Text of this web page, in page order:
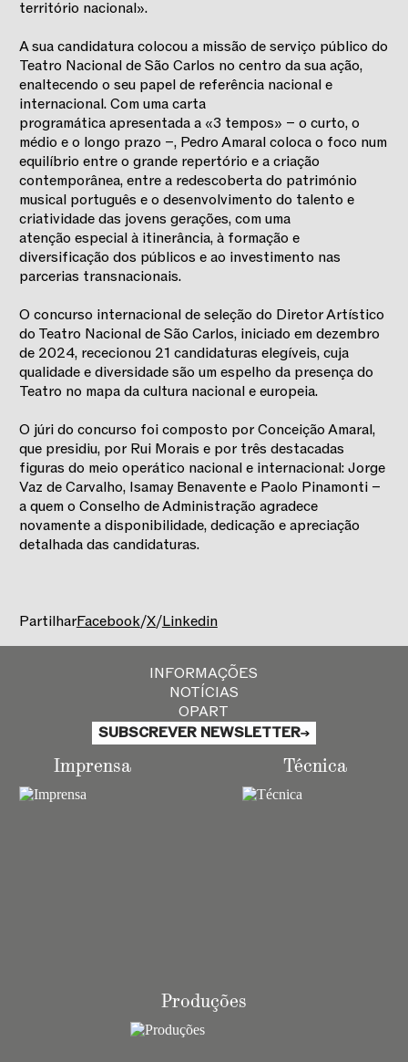
território nacional».
A sua candidatura colocou a missão de serviço público do
Teatro Nacional de São Carlos no centro da sua ação,
enaltecendo o seu papel de referência nacional e
internacional. Com uma carta
programática apresentada a «3 tempos» – o curto, o
médio e o longo prazo –, Pedro Amaral coloca o foco num
equilíbrio entre o grande repertório e a criação
contemporânea, entre a redescoberta do património
musical português e o desenvolvimento do talento e
criatividade das jovens gerações, com uma
atenção especial à itinerância, à formação e
diversificação dos públicos e ao investimento nas
parcerias transnacionais.
O concurso internacional de seleção do Diretor Artístico
do Teatro Nacional de São Carlos, iniciado em dezembro
de 2024, rececionou 21 candidaturas elegíveis, cuja
qualidade e diversidade são um espelho da presença do
Teatro no mapa da cultura nacional e europeia.
O júri do concurso foi composto por Conceição Amaral,
que presidiu, por Rui Morais e por três destacadas
figuras do meio operático nacional e internacional: Jorge
Vaz de Carvalho, Isamay Benavente e Paolo Pinamonti –
a quem o Conselho de Administração agradece
novamente a disponibilidade, dedicação e apreciação
detalhada das candidaturas.
PartilharFacebook/X/Linkedin
INFORMAÇÕES
NOTÍCIAS
OPART
SUBSCREVER NEWSLETTER
Imprensa Técnica
Produções